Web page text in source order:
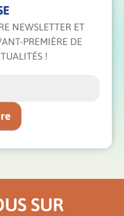
NEWSLETTER ET
PREMIÈRE DE
!
SUR